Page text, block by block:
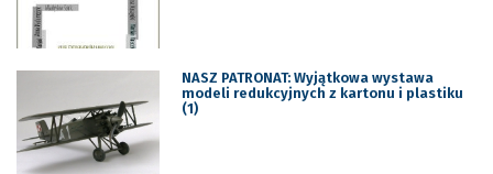
NASZ PATRONAT: Wyjątkowa wystawa
modeli redukcyjnych z kartonu i plastiku
(1)